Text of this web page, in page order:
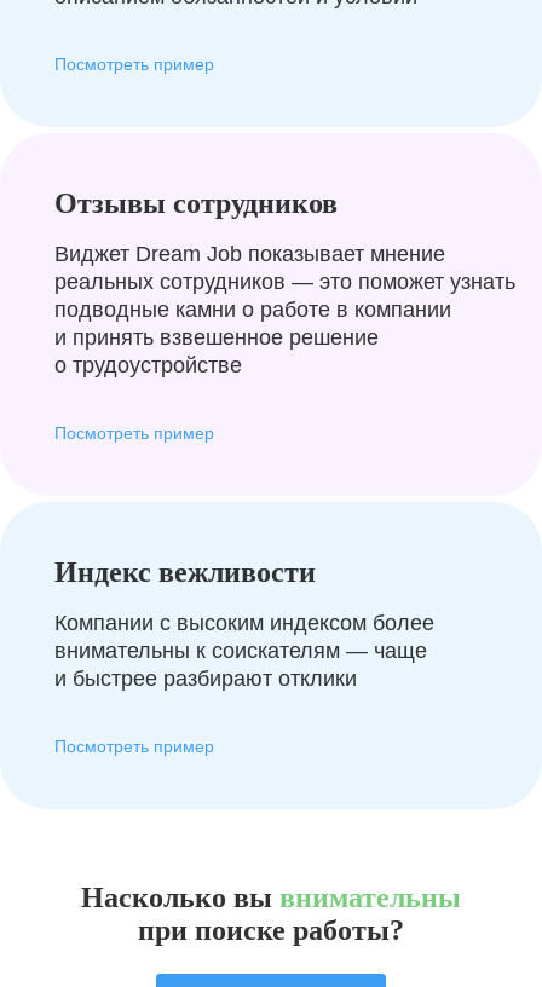
Посмотреть пример
Отзывы сотрудников
Виджет Dream Job показывает мнение
реальных сотрудников — это поможет узнать
подводные камни о работе в компании
и принять взвешенное решение
о трудоустройстве
Посмотреть пример
Индекс вежливости
Компании с высоким индексом более
внимательны к соискателям — чаще
и быстрее разбирают отклики
Посмотреть пример
Насколько вы внимательны
при поиске работы?